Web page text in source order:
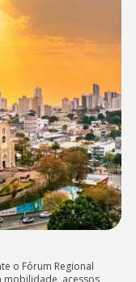
o Fórum Regional
acessos